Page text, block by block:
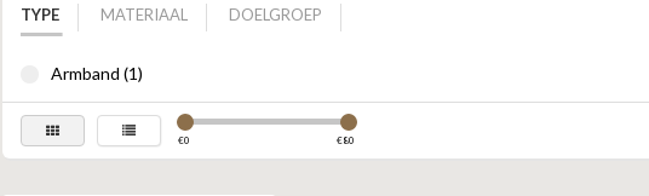
TYPE MATERIAAL DOELGROEP
Armband (1)
€0 €80